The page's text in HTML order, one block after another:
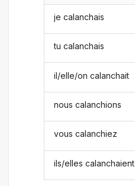
je calanchais
tu calanchais
il/elle/on calanchait
nous calanchions
vous calanchiez
ils/elles calanchaient